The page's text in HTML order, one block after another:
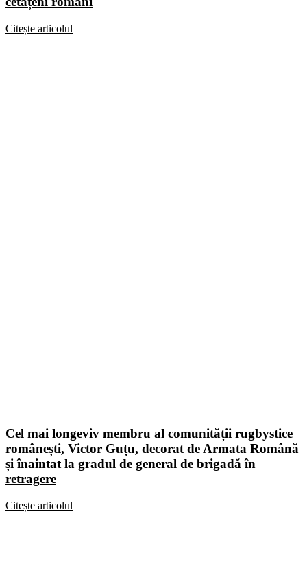
Citește articolul
Cel mai longeviv membru al comunității rugbystice
românești, Victor Guțu, decorat de Armata Română
și înaintat la gradul de general de brigadă în
retragere
Citește articolul